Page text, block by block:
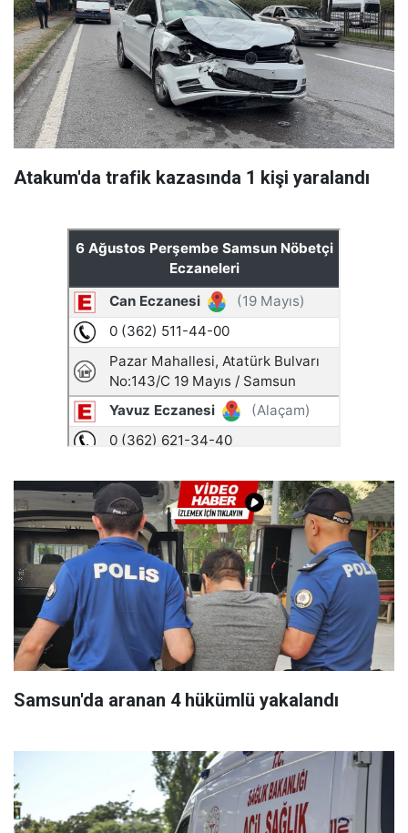
Atakum'da trafik kazasında 1 kişi yaralandı
Samsun'da aranan 4 hükümlü yakalandı